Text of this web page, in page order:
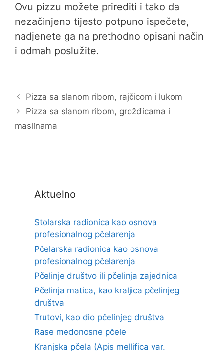
Ovu pizzu možete prirediti i tako da
nezačinjeno tijesto potpuno ispečete,
nadjenete ga na prethodno opisani način
i odmah poslužite.
Pizza sa slanom ribom, rajčicom i lukom
Pizza sa slanom ribom, grožđicama i
maslinama
Aktuelno
Stolarska radionica kao osnova
profesionalnog pčelarenja
Pčelarska radionica kao osnova
profesionalnog pčelarenja
Pčelinje društvo ili pčelinja zajednica
Pčelinja matica, kao kraljica pčelinjeg
društva
Trutovi, kao dio pčelinjeg društva
Rase medonosne pčele
Kranjska pčela (Apis mellifica var.